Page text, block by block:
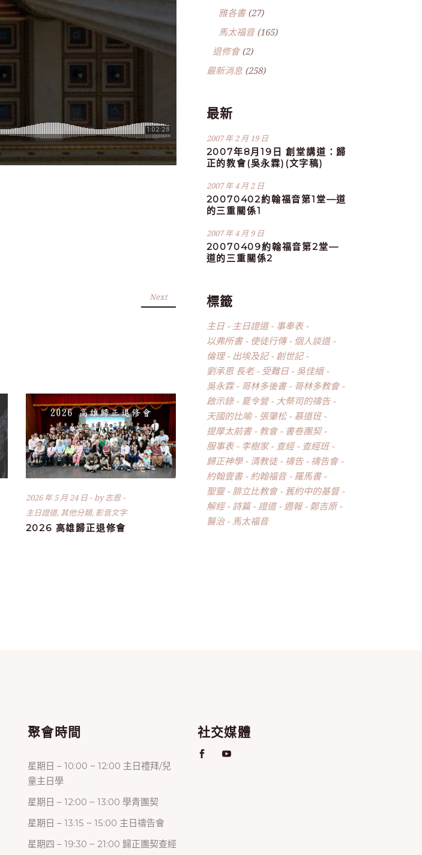
Next
2026 年 5 月 24 日 by志恩
主日證道, 其他分類, 影音文字
2026 高雄歸正退修會
雅各書(27)
馬太福音(165)
退修會(2)
最新消息(258)
最新
2007 年 2 月 19 日
2007年8月19日 創堂講道：歸
正的教會(吳永霖)(文字稿)
2007 年 4 月 2 日
20070402約翰福音第1堂—道
的三重關係1
2007 年 4 月 9 日
20070409約翰福音第2堂—
道的三重關係2
標籤
主日 主日證道
事奉表
以弗所書
使徒行傳
個人談道
倫理
出埃及記
創世記
劉承恩 長老
受難日
吳佳縉
吳永霖
哥林多後書
哥林多教會
啟示錄
夏令營
大祭司的禱告
天國的比喻
張肇松
慕道班
提摩太前書
教會
書卷團契
服事表
李樹家 查經
查經班
歸正神學
清教徒 禱告
禱告會
約翰壹書
約翰福音
羅馬書
聖靈
腓立比教會
舊約中的基督
解經
詩篇 證道 週報
鄭吉原
醫治
馬太福音
聚會時間
星期日 – 10:00 ~ 12:00 主日禮拜/兒
童主日學
星期日 – 12:00 ~ 13:00 學青團契
星期日 – 13:15 ~ 15:00 主日禱告會
星期四 – 19:30 ~ 21:00 歸正團契查經
社交媒體